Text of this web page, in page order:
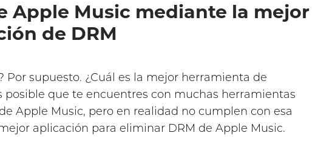
Apple Music mediante la mejor
de DRM
Por supuesto. ¿Cuál es la mejor herramienta de
posible que te encuentres con muchas herramientas
Apple Music, pero en realidad no cumplen con esa
aplicación para eliminar DRM de Apple Music.